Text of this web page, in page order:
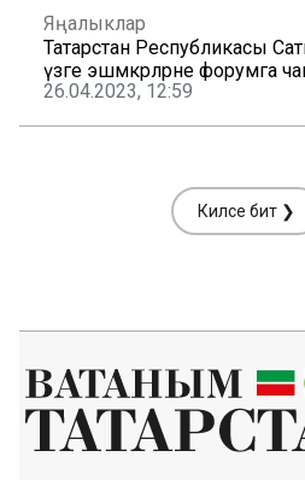
Яңалыклар
Татарстан Республикасы
үзәге эшмәкәрләрне форумга
26.04.2023, 12:59
Киләсе бит ❯